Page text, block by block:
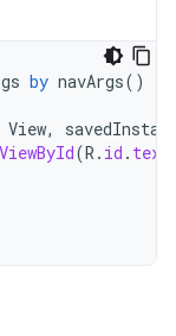
by navArgs()
View,
(R . id .